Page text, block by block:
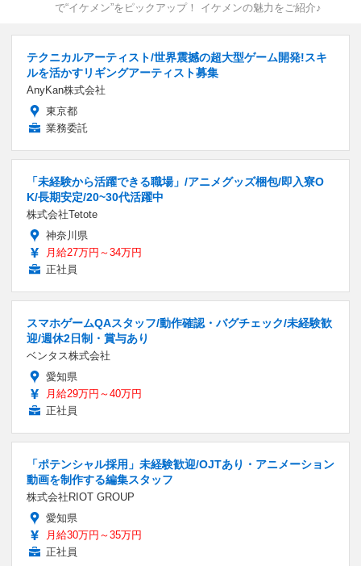
で“イケメン”をピックアップ！ イケメンの魅力をご紹介♪
テクニカルアーティスト/世界震撼の超大型ゲーム開発!スキ
ルを活かすリギングアーティスト募集
AnyKan株式会社
東京都
業務委託
「未経験から活躍できる職場」/アニメグッズ梱包/即入寮O
K/長期安定/20~30代活躍中
株式会社Tetote
神奈川県
月給27万円～34万円
正社員
スマホゲームQAスタッフ/動作確認・バグチェック/未経験歓
迎/週休2日制・賞与あり
ベンタス株式会社
愛知県
月給29万円～40万円
正社員
「ポテンシャル採用」未経験歓迎/OJTあり・アニメーション
動画を制作する編集スタッフ
株式会社RIOT GROUP
愛知県
月給30万円～35万円
正社員